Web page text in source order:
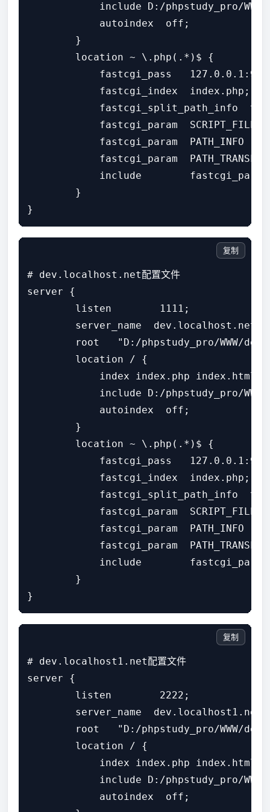
include D:/phpstudy_pro/
            autoindex  off;
        }
        location ~ \.php(.*)$ {
fastcgi_pass
            fastcgi_index  index.php;
fastcgi_split_path_info
fastcgi_param
fastcgi_param  PATH_INFO
fastcgi_param
include
        }
# dev.localhost.net配置文件
server {
        listen        1111;
        server_name  dev.localhost.net;
root   "D:/phpstudy_pro/WWW/
        location / {
index index.php index.html
include D:/phpstudy_pro/
            autoindex  off;
        }
        location ~ \.php(.*)$ {
fastcgi_pass
            fastcgi_index  index.php;
fastcgi_split_path_info
fastcgi_param
fastcgi_param  PATH_INFO
fastcgi_param
include
        }
复制
# dev.localhost1.net配置文件
server {
        listen        2222;
        server_name  dev.localhost1.net;
root   "D:/phpstudy_pro/WWW/
        location / {
index index.php index.html
include D:/phpstudy_pro/
            autoindex  off;
复制